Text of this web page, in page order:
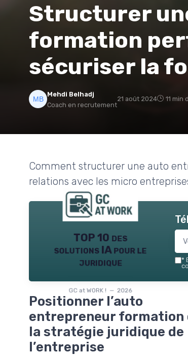
Structurer
formation
sécuriser la
Mehdi Belhadj
Coach en recrutement
21 août 2024 11 min
Comment structurer une auto
relations avec les micro
TOP 10 des
solutions IA pour le
juridique
GC at WORK ! — 2026
*
Positionner l’auto
entrepreneur formation
la stratégie juridique de
l’entreprise